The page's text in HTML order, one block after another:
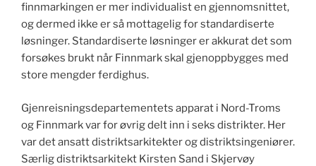
finnmarkingen er mer individualist en gjennomsnittet,
og dermed ikke er så mottagelig for standardiserte
løsninger. Standardiserte løsninger er akkurat det som
forsøkes brukt når Finnmark skal gjenoppbygges med
store mengder ferdighus.
Gjenreisningsdepartementets apparat i Nord-Troms
og Finnmark var for øvrig delt inn i seks distrikter. Her
var det ansatt distriktsarkitekter og distriktsingeniører.
Særlig distriktsarkitekt Kirsten Sand i Skjervøy